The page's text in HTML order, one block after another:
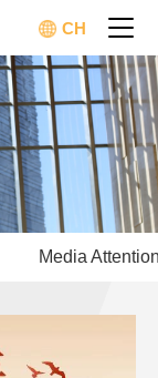
CH
Media